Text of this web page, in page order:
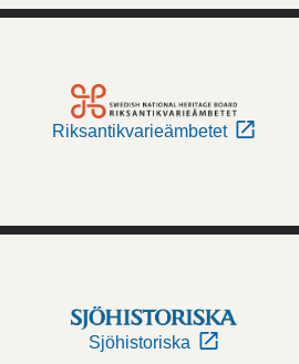
Riksantikvarieämbetet
Sjöhistoriska